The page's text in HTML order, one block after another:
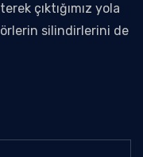
çıktığımız yola
silindirlerini de